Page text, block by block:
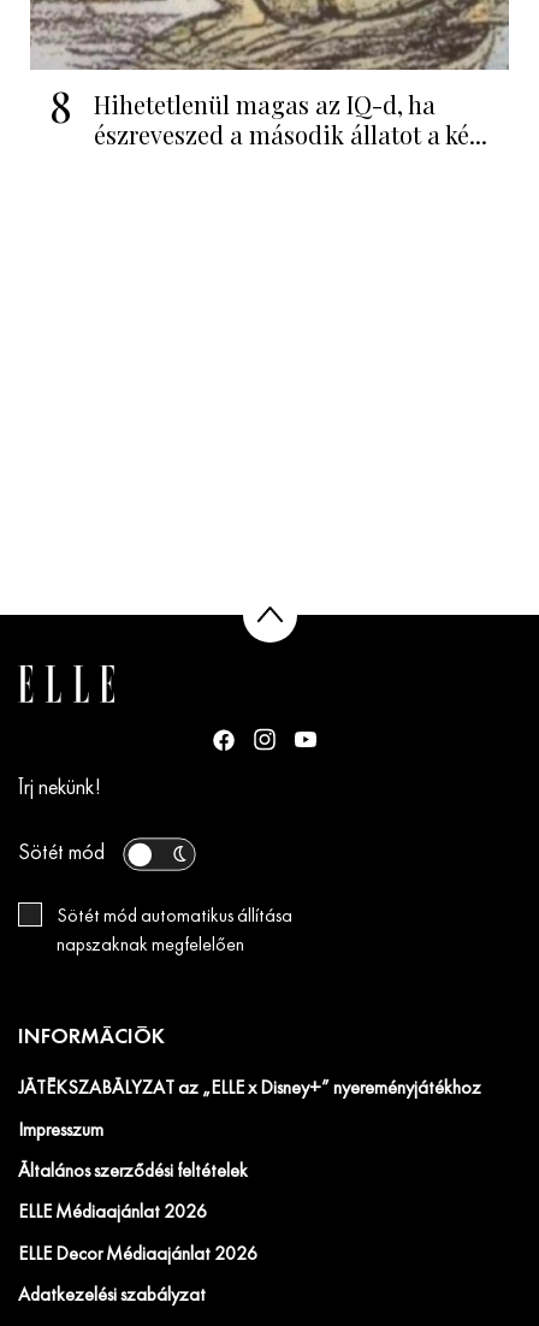
8
Hihetetlenül magas az IQ-d, ha
észreveszed a második állatot a ké...
Írj nekünk!
Sötét mód
Sötét mód automatikus állítása
napszaknak megfelelően
INFORMÁCIÓK
JÁTÉKSZABÁLYZAT az „ELLE x Disney+” nyereményjátékhoz
Impresszum
Általános szerződési feltételek
ELLE Médiaajánlat 2026
ELLE Decor Médiaajánlat 2026
Adatkezelési szabályzat